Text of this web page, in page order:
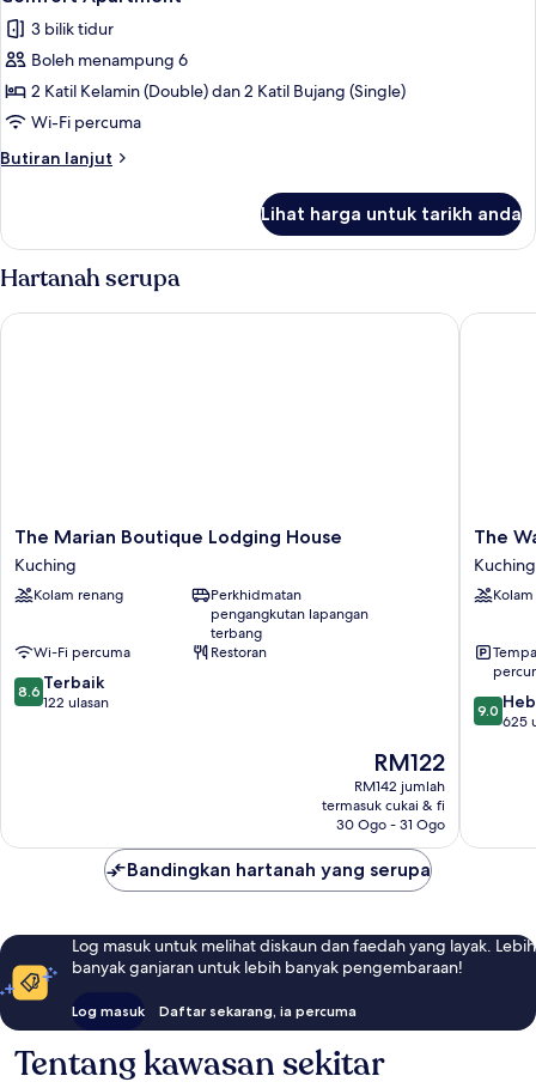
semua
foto
untuk
Comfort
Apartment
3 bilik tidur
Boleh menampung 6
2 Katil Kelamin (Double) dan 2 Katil Bujang (Single)
Wi-Fi percuma
Butiran lanjut
Butiran
Apartment
Lihat harga untuk tarikh anda
Hartanah serupa
The
Marian
Boutique
Lodging
Kuching
The Marian Boutique Lodging House
Kuching
Kolam renang
Perkhidmatan
pengangkutan lapangan
terbang
Wi-Fi percuma
Restoran
8.6
daripada
8.6 Terbaik
122 ulasan
Harga
ialah
RM122
RM122
RM142 jumlah
termasuk cukai & fi
30 Ogo - 31 Ogo
The Marian Boutique Lodging House
The
Hotel
Kuching
The
Kuching
9.0
9.0
625
The
Bandingkan hartanah yang serupa
Log masuk untuk melihat diskaun dan faedah yang layak. Lebih
banyak ganjaran untuk lebih banyak pengembaraan!
Log masuk Daftar sekarang, ia percuma
Tentang kawasan sekitar